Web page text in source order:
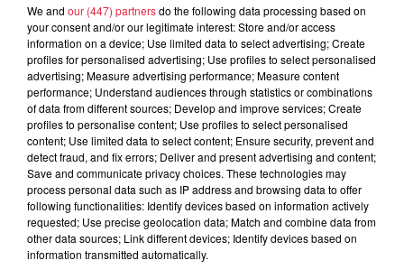
12h23
Les dernières infos sur la venue du
pape à Metz en septembre
5 août 2026
Europa-Park : des précisons sur
l’après Euro-Mir
We and our (447) partnersdo the following data processing based on
your consent and/or our legitimate interest: Store and/or access
information on a device; Use limited data to select advertising; Create
profiles for personalised advertising; Use profiles to select personalised
advertising; Measure advertising performance; Measure content
performance; Understand audiences through statistics or combinations
of data from different sources; Develop and improve services; Create
profiles to personalise content; Use profiles to select personalised
content; Use limited data to select content; Ensure security, prevent and
detect fraud, and fix errors; Deliver and present advertising and content;
Save and communicate privacy choices. These technologies may
process personal data such as IP address and browsing data to offer
following functionalities: Identify devices based on information actively
requested; Use precise geolocation data; Match and combine data from
other data sources; Link different devices; Identify devices based on
information transmitted automatically.